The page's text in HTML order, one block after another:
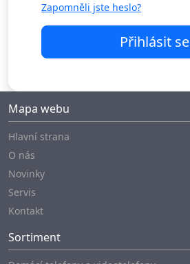
Zapomněli jste heslo?
Přihlásit se
Mapa webu
Hlavní strana
O nás
Novinky
Servis
Kontakt
Sortiment